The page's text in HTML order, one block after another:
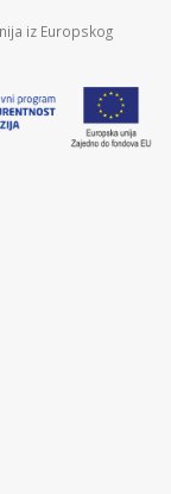
iz Europskog